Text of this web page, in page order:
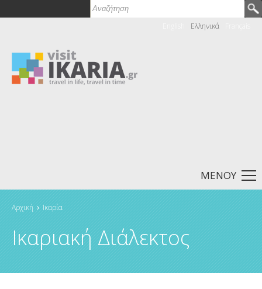
Φόρμα αναζήτησης
Αναζήτηση
Ελληνικά
ΜΕΝΟΎ
Είστε εδώ
Αρχική Ικαρία
Ικαριακή Διάλεκτος